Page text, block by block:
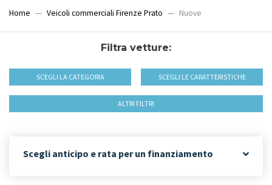
Home Veicoli commerciali Firenze Prato Nuove
Filtra vetture:
SCEGLI LA CATEGORIA SCEGLI LE CARATTERISTICHE
ALTRI FILTRI
Scegli anticipo e rata per un finanziamento